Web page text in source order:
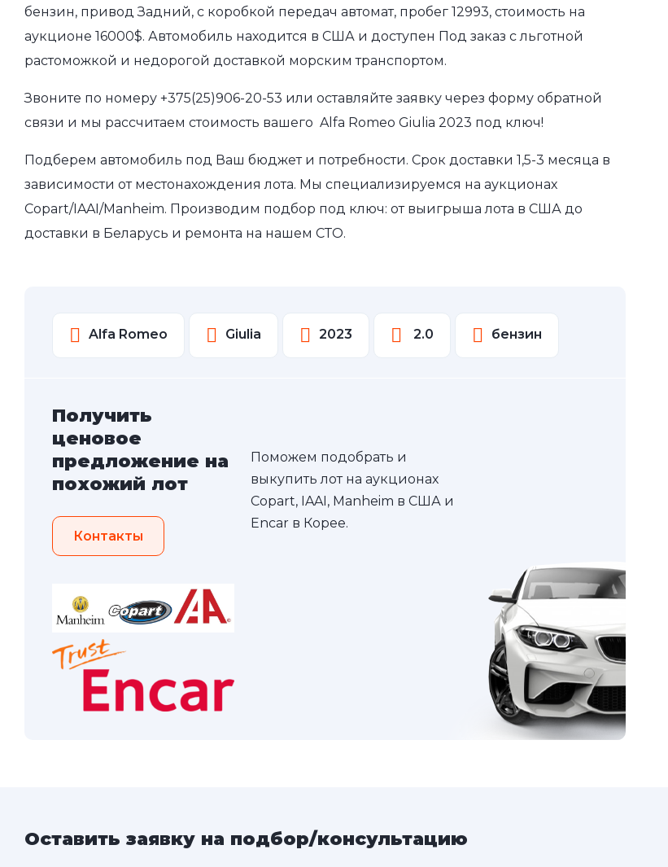
бензин, привод Задний, с коробкой передач автомат, пробег 12993, стоимость на
аукционе 16000$. Автомобиль находится в США и доступен Под заказ с льготной
растоможкой и недорогой доставкой морским транспортом.
Звоните по номеру +375(25)906-20-53 или оставляйте заявку через форму обратной
связи и мы рассчитаем стоимость вашего Alfa Romeo Giulia 2023 под ключ!
Подберем автомобиль под Ваш бюджет и потребности. Срок доставки 1,5-3 месяца в
зависимости от местонахождения лота. Мы специализируемся на аукционах
Copart/IAAI/Manheim. Производим подбор под ключ: от выигрыша лота в США до
доставки в Беларусь и ремонта на нашем СТО.
Alfa Romeo Giulia 2023 2.0 бензин
Получить
ценовое
предложение на
похожий лот
Контакты
Поможем подобрать и
выкупить лот на аукционах
Copart, IAAI, Manheim в США и
Encar в Корее.
Оставить заявку на подбор/консультацию